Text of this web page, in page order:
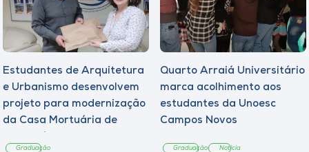
Estudantes de Arquitetura
e Urbanismo desenvolvem
projeto para modernização
da Casa Mortuária de
Graduação
Quarto Arraiá Universitário
marca acolhimento aos
estudantes da Unoesc
Campos Novos
Graduação Notícia